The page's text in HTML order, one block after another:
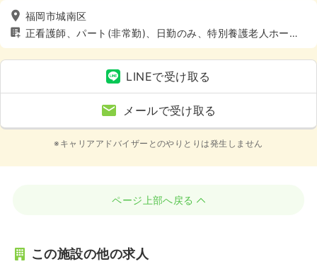
福岡市城南区
正看護師、パート(非常勤)、日勤のみ、特別養護老人ホー
ム、介護・福祉系
LINEで受け取る
メールで受け取る
※キャリアアドバイザーとのやりとりは発生しません
ページ上部へ戻る
この施設の他の求人